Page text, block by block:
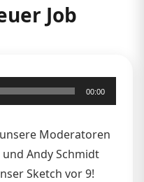
Job
00:00
Moderatoren
Andy Schmidt
Sketch vor 9!